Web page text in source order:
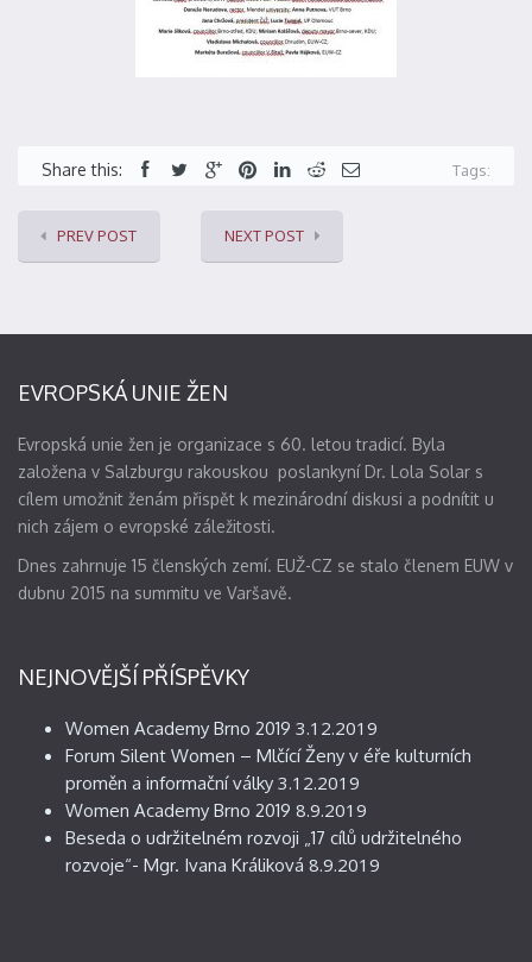
Share this: Tags:
PREV POST NEXT POST
EVROPSKÁ UNIE ŽEN
Evropská unie žen je organizace s 60. letou tradicí. Byla
založena v Salzburgu rakouskou poslankyní Dr. Lola Solar s
cílem umožnit ženám přispět k mezinárodní diskusi a podnítit u
nich zájem o evropské záležitosti.
Dnes zahrnuje 15 členských zemí. EUŽ-CZ se stalo členem EUW v
dubnu 2015 na summitu ve Varšavě.
NEJNOVĚJŠÍ PŘÍSPĚVKY
Women Academy Brno 2019 3.12.2019
Forum Silent Women – Mlčící Ženy v éře kulturních
proměn a informační války 3.12.2019
Women Academy Brno 2019 8.9.2019
Beseda o udržitelném rozvoji „17 cílů udržitelného
rozvoje“- Mgr. Ivana Králiková 8.9.2019